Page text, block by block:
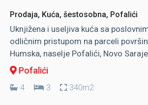
Prodaja, Kuća, šestosobna, Pofalići
Uknjižena i useljiva kuća sa
odličnim pristupom na parceli
Humska, naselje Pofalići, Novo
Pofalići
4 3 340m2